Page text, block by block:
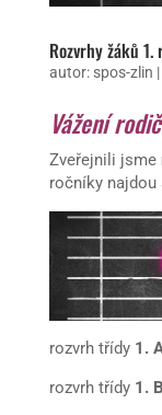
Rozvrhy žáků
autor: spos-zlin |
Vážení
Zveřejnili jsme
ročníky najdou
rozvrh třídy 1.
rozvrh třídy 1. B